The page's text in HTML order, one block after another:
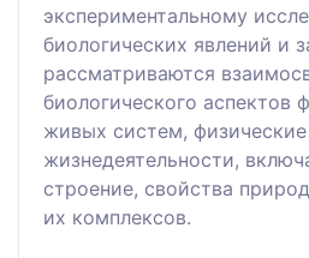
экспериментальному
биологических явлений и
рассматриваются
биологического аспектов
живых систем,
жизнедеятельности,
строение, свойства
их комплексов.